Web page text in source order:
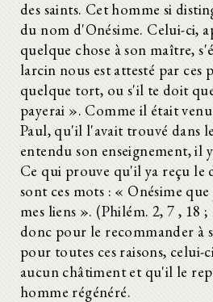
des saints. Cet homme si
du nom d'Onésime. Celui-ci,
quelque chose à son maître,
larcin nous est attesté par ces
quelque tort, ou s'il te doit
payerai ». Comme il était
Paul, qu'il l'avait trouvé dans
entendu son enseignement, il
Ce qui prouve qu'il ya reçu le
sont ces mots : « Onésime
mes liens ». (Philém. 2, 7 , 18
donc pour le recommander à
pour toutes ces raisons,
aucun châtiment et qu'il le
homme régénéré.